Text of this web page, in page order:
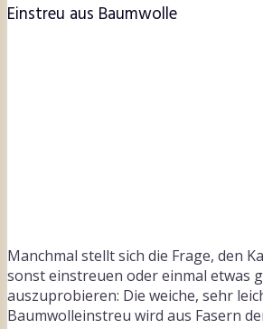
Einstreu aus Baumwolle
Manchmal stellt sich die Frage, den
sonst einstreuen oder einmal etwas
auszuprobieren: Die weiche, sehr
Baumwolleinstreu wird aus Fasern